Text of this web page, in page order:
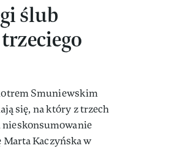
ślub
Smuniewskim
się, na który z trzech
Marta Kaczyńska w